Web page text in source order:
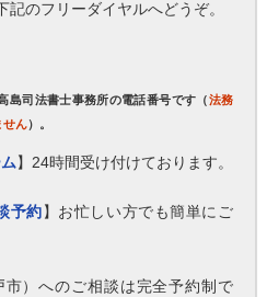
のフリーダイヤルへどうぞ。
島司法書士事務所の電話番号です（法務
せん）。
】24時間受け付けております。
予約】お忙しい方でも簡単にご
）へのご相談は完全予約制で